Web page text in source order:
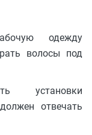
одежду
волосы под
установки
отвечать